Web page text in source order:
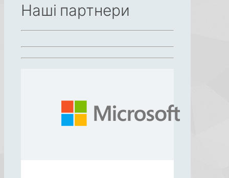
Наші партнери